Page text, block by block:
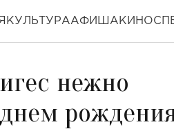
КУЛЬТУРААФИША КИНО
нежно